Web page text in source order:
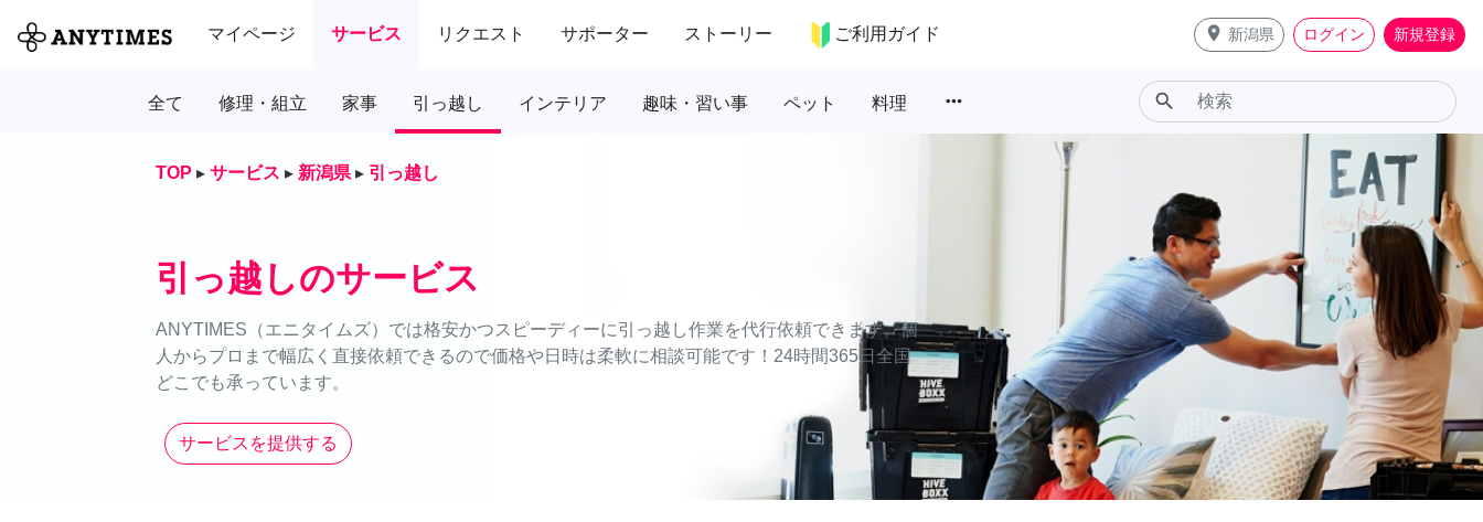
マイページ サービス リクエスト サポーター ストーリー ご利用ガイド place 新潟県 ログイン 新規登録
全て 修理・組立 家事 引っ越し インテリア 趣味・習い事 ペット 料理 more_horiz search
TOP ▸ サービス ▸ 新潟県 ▸ 引っ越し
引っ越しのサービス
ANYTIMES（エニタイムズ）では格安かつスピーディーに引っ越し作業を代行依頼できます。個
人からプロまで幅広く直接依頼できるので価格や日時は柔軟に相談可能です！24時間365日全国
どこでも承っています。
サービスを提供する